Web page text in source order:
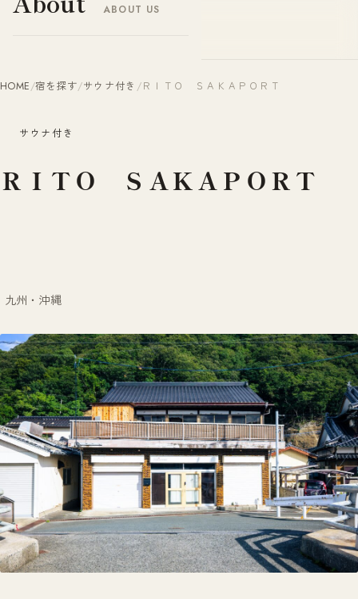
ABOUT US
HOME/宿を探す/サウナ付き /ＲＩＴＯ ＳＡＫＡＰＯＲＴ
サウナ付き
ＲＩＴＯ ＳＡＫＡＰＯＲＴ
九州・沖縄